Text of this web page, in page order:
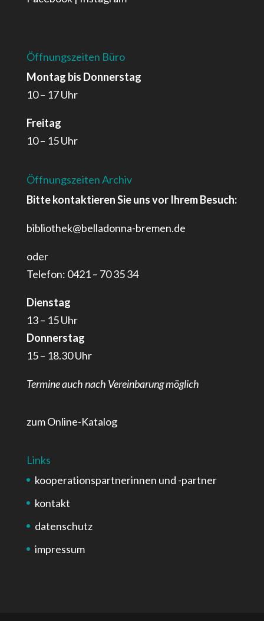
Öffnungszeiten Büro
Montag bis Donnerstag
10 – 17 Uhr
Freitag
10 – 15 Uhr
Öffnungszeiten Archiv
Bitte kontaktieren Sie uns vor Ihrem Besuch:
bibliothek@belladonna-bremen.de
oder
Telefon: 0421 – 70 35 34
Dienstag
13 – 15 Uhr
Donnerstag
15 – 18.30 Uhr
Termine auch nach Vereinbarung möglich
zum Online-Katalog
Links
kooperationspartnerinnen und -partner
kontakt
datenschutz
impressum